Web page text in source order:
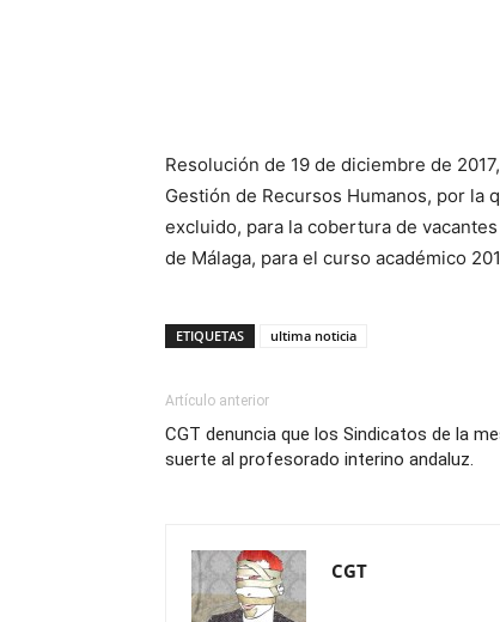
Resolución de 19 de diciembre de
Gestión de Recursos Humanos, por
excluido, para la cobertura de
de Málaga, para el curso académico
ETIQUETAS ultima noticia
Artículo anterior
CGT denuncia que los Sindicatos de la
suerte al profesorado interino andaluz.
CGT